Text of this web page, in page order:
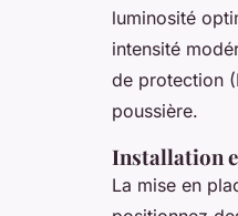
luminosité
intensité
de protection
poussière.
Installation
La mise en